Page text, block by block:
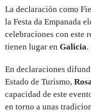
La declaración como
la Festa da Empanada
celebraciones con este
tienen lugar en Galicia.
En declaraciones
Estado de Turismo,
capacidad de este
en torno a unas